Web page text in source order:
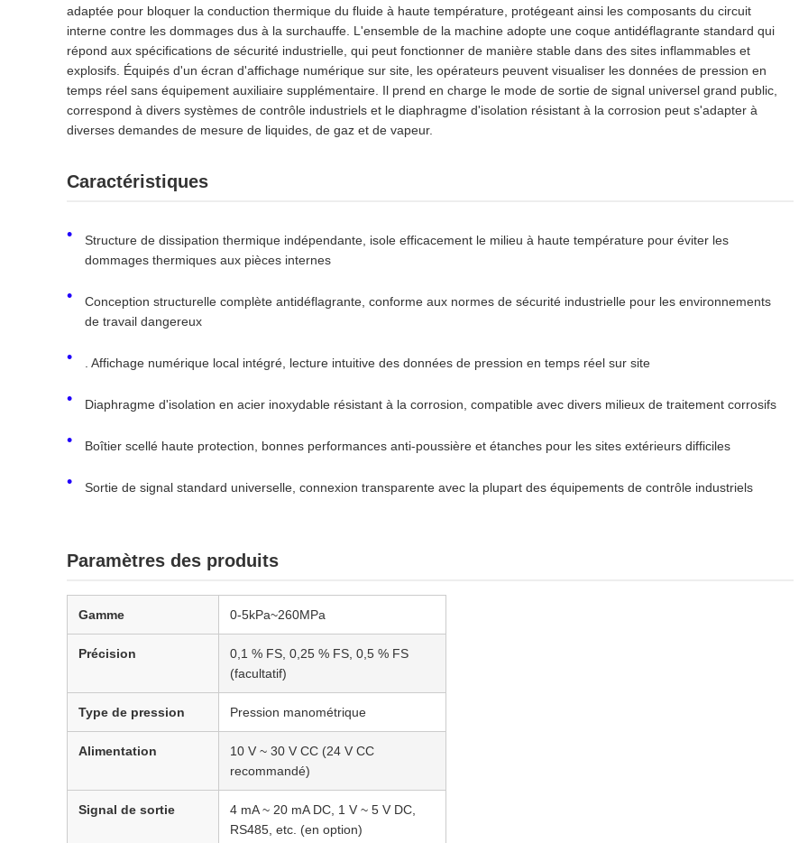
adaptée pour bloquer la conduction thermique du fluide à haute température, protégeant ainsi les composants du circuit
interne contre les dommages dus à la surchauffe. L'ensemble de la machine adopte une coque antidéflagrante standard qui
répond aux spécifications de sécurité industrielle, qui peut fonctionner de manière stable dans des sites inflammables et
explosifs. Équipés d'un écran d'affichage numérique sur site, les opérateurs peuvent visualiser les données de pression en
temps réel sans équipement auxiliaire supplémentaire. Il prend en charge le mode de sortie de signal universel grand public,
correspond à divers systèmes de contrôle industriels et le diaphragme d'isolation résistant à la corrosion peut s'adapter à
diverses demandes de mesure de liquides, de gaz et de vapeur.
Caractéristiques
Structure de dissipation thermique indépendante, isole efficacement le milieu à haute température pour éviter les
dommages thermiques aux pièces internes
Conception structurelle complète antidéflagrante, conforme aux normes de sécurité industrielle pour les environnements
de travail dangereux
. Affichage numérique local intégré, lecture intuitive des données de pression en temps réel sur site
Diaphragme d'isolation en acier inoxydable résistant à la corrosion, compatible avec divers milieux de traitement corrosifs
Boîtier scellé haute protection, bonnes performances anti-poussière et étanches pour les sites extérieurs difficiles
Sortie de signal standard universelle, connexion transparente avec la plupart des équipements de contrôle industriels
Paramètres des produits
Gamme 0-5kPa~260MPa
Précision
0,1 % FS, 0,25 % FS, 0,5 % FS
(facultatif)
Type de pression Pression manométrique
Alimentation
10 V ~ 30 V CC (24 V CC
recommandé)
Signal de sortie
4 mA ~ 20 mA DC, 1 V ~ 5 V DC,
RS485, etc. (en option)